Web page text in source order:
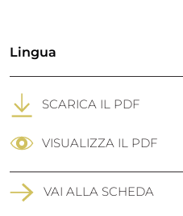
Lingua
SCARICA IL PDF
VISUALIZZA IL PDF
VAI ALLA SCHEDA